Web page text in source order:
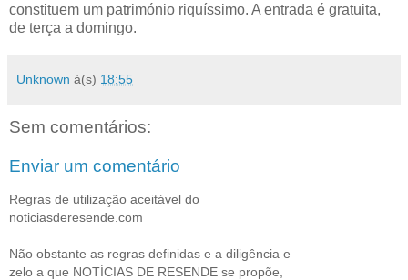
constituem um património riquíssimo. A entrada é gratuita,
de terça a domingo.
Unknown à(s) 18:55
Sem comentários:
Enviar um comentário
Regras de utilização aceitável do
noticiasderesende.com
Não obstante as regras definidas e a diligência e
zelo a que NOTÍCIAS DE RESENDE se propõe,